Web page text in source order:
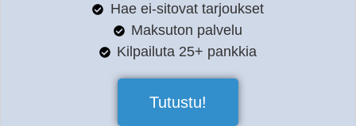
Hae ei-sitovat tarjoukset
Maksuton palvelu
Kilpailuta 25+ pankkia
Tutustu!